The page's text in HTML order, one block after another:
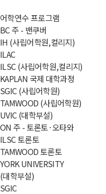
어학연수 프로그램
BC 주 - 밴쿠버
IH (사립어학원,컬리지)
ILAC
ILSC (사립어학원,컬리지)
KAPLAN 국제 대학과정
SGIC (사립어학원)
TAMWOOD (사립어학원)
UVIC (대학부설)
ON 주 - 토론토·오타와
ILSC 토론토
TAMWOOD 토론토
YORK UNIVERSITY
(대학부설)
SGIC